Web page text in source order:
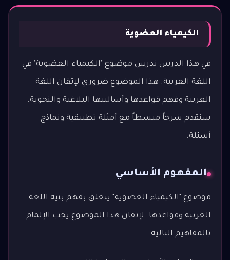
الكيمياء العضوية
في هذا الدرس ندرس موضوع "الكيمياء العضوية" في
اللغة العربية. هذا الموضوع ضروري لإتقان اللغة
العربية وفهم قواعدها وأساليبها البلاغية والنحوية.
سنقدم شرحاً مبسطاً مع أمثلة تطبيقية ونماذج
أسئلة.
المفهوم الأساسي
موضوع "الكيمياء العضوية" يتعلق بفهم بنية اللغة
العربية وقواعدها. لإتقان هذا الموضوع يجب الإلمام
بالمفاهيم التالية: